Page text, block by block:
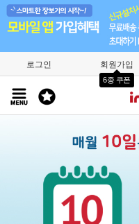
로그인 회원가입
6종 쿠폰